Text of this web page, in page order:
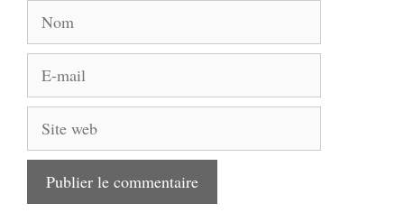
Nom
mail
Site
web